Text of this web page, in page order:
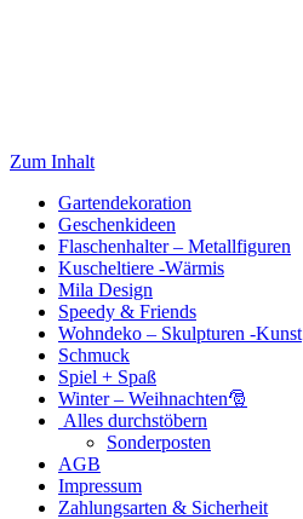
Zum Inhalt
Gartendekoration
Geschenkideen
Flaschenhalter – Metallfiguren
Kuscheltiere -Wärmis
Mila Design
Speedy & Friends
Wohndeko – Skulpturen -Kunst
Schmuck
Spiel + Spaß
Winter – Weihnachten🎅
Alles durchstöbern
Sonderposten
AGB
Impressum
Zahlungsarten & Sicherheit